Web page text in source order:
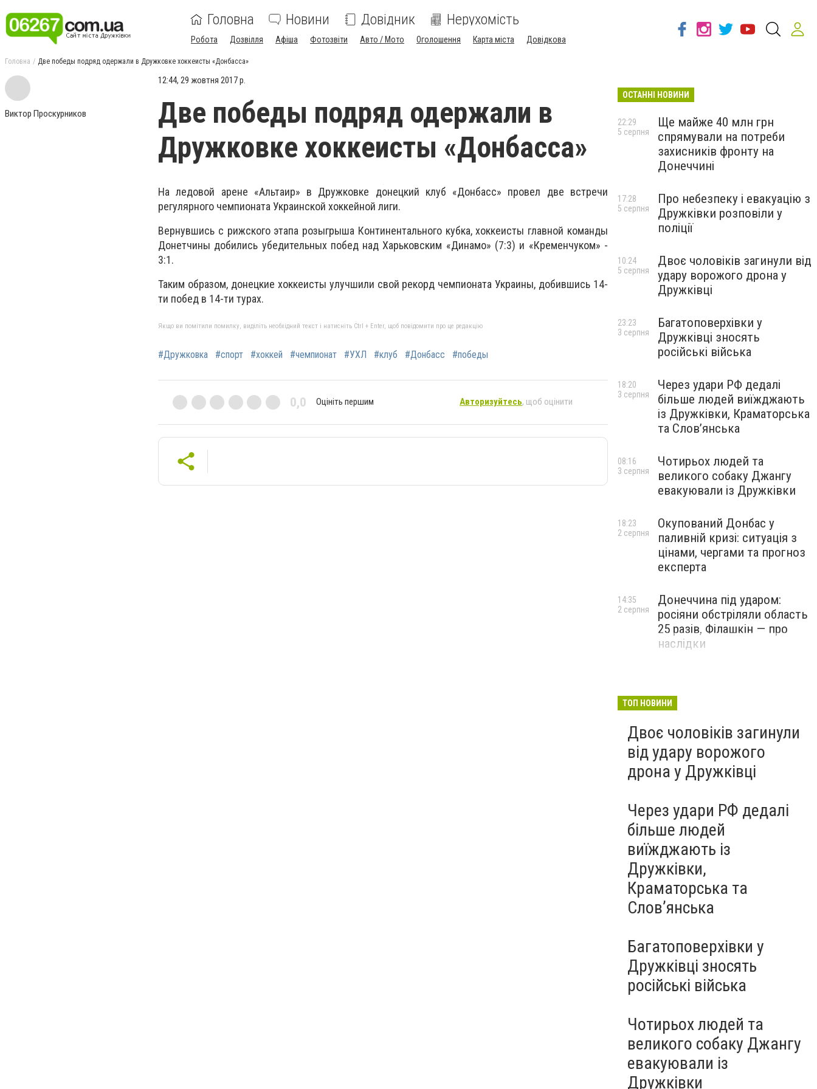
Головна Новини Довідник Нерухомість
Робота Дозвілля Афіша Фотозвіти Авто / Мото Оголошення Карта міста Довідкова
Головна Две победы подряд одержали в Дружковке хоккеисты «Донбасса»
Виктор Проскурников
12:44, 29 жовтня 2017 р.
Две победы подряд одержали в
Дружковке хоккеисты «Донбасса»
На ледовой арене «Альтаир» в Дружковке донецкий клуб «Донбасс» провел две встречи
регулярного чемпионата Украинской хоккейной лиги.
Вернувшись с рижского этапа розыгрыша Континентального кубка, хоккеисты главной команды
Донетчины добились убедительных побед над Харьковским «Динамо» (7:3) и «Кременчуком» -
3:1.
Таким образом, донецкие хоккеисты улучшили свой рекорд чемпионата Украины, добившись 14-
ти побед в 14-ти турах.
Якщо ви помітили помилку, виділіть необхідний текст і натисніть Ctrl + Enter, щоб повідомити про це редакцію
#Дружковка #спорт #хоккей #чемпионат #УХЛ #клуб #Донбасс #победы
0,0 Оцініть першим Авторизуйтесь, щоб оцінити
ОСТАННІ НОВИНИ
Ще майже 40 млн грн
спрямували на потреби
захисників фронту на
Донеччині
22:29
5 серпня
Про небезпеку і евакуацію з
Дружківки розповіли у
поліції
17:28
5 серпня
Двоє чоловіків загинули від
удару ворожого дрона у
Дружківці
10:24
5 серпня
Багатоповерхівки у
Дружківці зносять
російські війська
23:23
3 серпня
Через удари РФ дедалі
більше людей виїжджають
із Дружківки, Краматорська
та Слов’янська
18:20
3 серпня
Чотирьох людей та
великого собаку Джангу
евакуювали із Дружківки
08:16
3 серпня
Окупований Донбас у
паливній кризі: ситуація з
цінами, чергами та прогноз
експерта
18:23
2 серпня
Донеччина під ударом:
росіяни обстріляли область
25 разів, Філашкін — про
наслідки
14:35
2 серпня
ТОП НОВИНИ
Двоє чоловіків загинули
від удару ворожого
дрона у Дружківці
Через удари РФ дедалі
більше людей
виїжджають із
Дружківки,
Краматорська та
Слов’янська
Багатоповерхівки у
Дружківці зносять
російські війська
Чотирьох людей та
великого собаку Джангу
евакуювали із
Дружківки